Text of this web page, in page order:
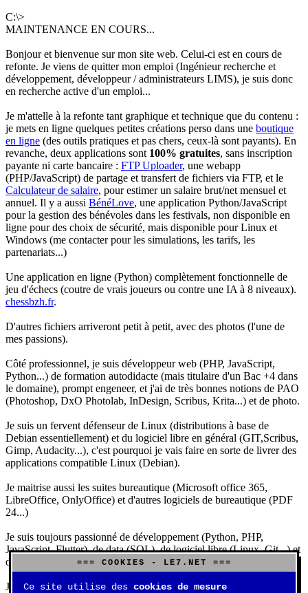
C:\>
MAINTENANCE EN COURS...
Bonjour et bienvenue sur mon site web. Celui-ci est en cours de
refonte. Je viens de quitter mon emploi (Ingénieur recherche et
développement, développeur / administrateurs LIMS), je suis donc
en recherche active d'un emploi...
Je m'attelle à la refonte tant graphique et technique que du contenu :
je mets en ligne quelques petites créations perso dans une boutique
en ligne (des outils pratiques et pas chers, ceux-là sont payants). En
revanche, deux applications sont 100% gratuites, sans inscription
payante ni carte bancaire : FTP Uploader, une webapp
(PHP/JavaScript) de partage et transfert de fichiers via FTP, et le
Calculateur de salaire, pour estimer un salaire brut/net mensuel et
annuel. Il y a aussi BénéLove, une application Python/JavaScript
pour la gestion des bénévoles dans les festivals, non disponible en
ligne pour des choix de sécurité, mais disponible pour Linux et
Windows (me contacter pour les simulations, les tarifs, les
partenariats...)
Une application en ligne (Python) complètement fonctionnelle de
jeu d'échecs (coutre de vrais joueurs ou contre une IA à 8 niveaux).
chessbzh.fr.
D'autres fichiers arriveront petit à petit, avec des photos (l'une de
mes passions).
Côté professionnel, je suis développeur web (PHP, JavaScript,
Python...) de formation autodidacte (mais titulaire d'un Bac +4 dans
le domaine), prompt engeneer, et j'ai de très bonnes notions de PAO
(Photoshop, DxO Photolab, InDesign, Scribus, Krita...) et de photo.
Je suis un fervent défenseur de Linux (distributions à base de
Debian essentiellement) et du logiciel libre en général (GIT,Scribus,
Gimp, Audacity...), c'est pourquoi je vais faire en sorte de livrer des
applications compatible Linux (Debian).
Je maitrise aussi les suites bureautique (Microsoft office 365,
LibreOffice, OnlyOffice) et d'autres logiciels de bureautique (PDF
24...)
Je suis toujours passionné de développement (Python, PHP,
JavaScript, Flutter), de data (SQL), de logiciel libre (Linux, Git...) et
d'IA (principalement Claude et DeepSeek).
J'aime jouer, surtout aux jeux de sociétés (Risk, Uno, Scrabble...),
=== COOKIES - LE7.NET ===
Ce site utilise des cookies de mesure